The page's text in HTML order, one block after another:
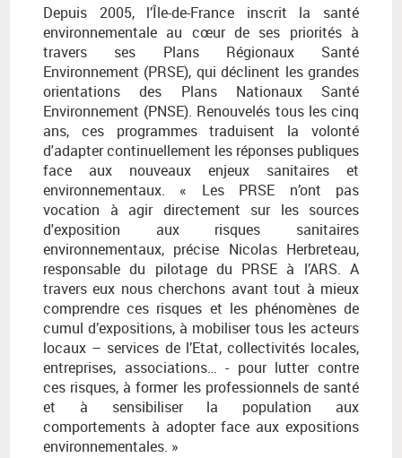
Depuis 2005, l’Île-de-France inscrit la santé
environnementale au cœur de ses priorités à
travers ses Plans Régionaux Santé
Environnement (PRSE), qui déclinent les grandes
orientations des Plans Nationaux Santé
Environnement (PNSE). Renouvelés tous les cinq
ans, ces programmes traduisent la volonté
d'adapter continuellement les réponses publiques
face aux nouveaux enjeux sanitaires et
environnementaux. « Les PRSE n’ont pas
vocation à agir directement sur les sources
d'exposition aux risques sanitaires
environnementaux, précise Nicolas Herbreteau,
responsable du pilotage du PRSE à l’ARS. A
travers eux nous cherchons avant tout à mieux
comprendre ces risques et les phénomènes de
cumul d’expositions, à mobiliser tous les acteurs
locaux – services de l’Etat, collectivités locales,
entreprises, associations… - pour lutter contre
ces risques, à former les professionnels de santé
et à sensibiliser la population aux
comportements à adopter face aux expositions
environnementales. »